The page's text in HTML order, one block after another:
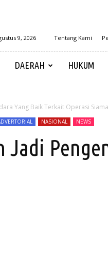
9, 2026 Tentang Kami
DAERAH HUKUM
Yang Baik Terkait Operasi
NASIONAL NEWS
Jadi